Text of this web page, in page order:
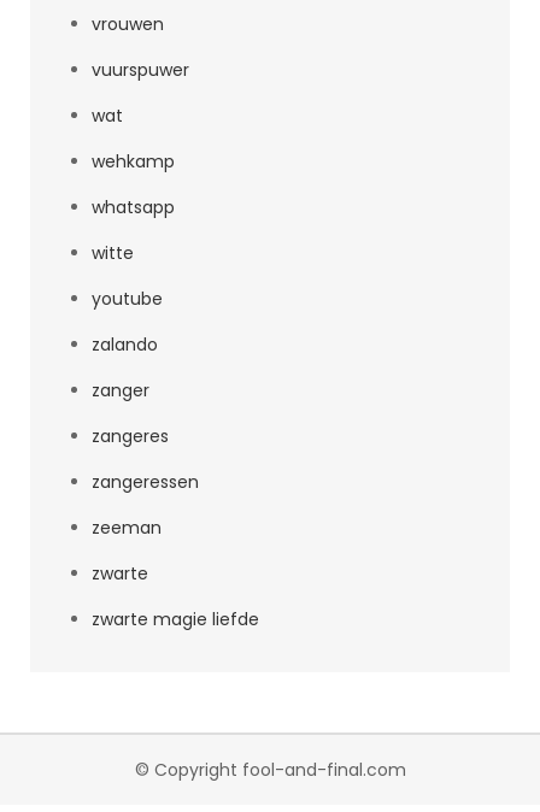
vrouwen
vuurspuwer
wat
wehkamp
whatsapp
witte
youtube
zalando
zanger
zangeres
zangeressen
zeeman
zwarte
zwarte magie liefde
© Copyright fool-and-final.com